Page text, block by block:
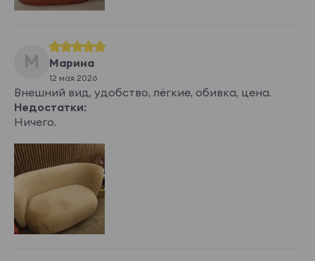
М Марина
12 мая 2026
Внешний вид, удобство, лёгкие, обивка, цена.
Недостатки:
Ничего.